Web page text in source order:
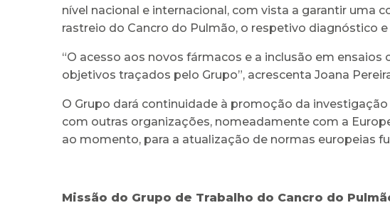
nível nacional e internacional, com vista a garantir uma
rastreio do Cancro do Pulmão, o respetivo diagnóstico
“O acesso aos novos fármacos e a inclusão em
objetivos traçados pelo Grupo”, acrescenta Joana
O Grupo dará continuidade à promoção da
com outras organizações, nomeadamente com a
ao momento, para a atualização de normas europeias
Missão do Grupo de Trabalho do Cancro do